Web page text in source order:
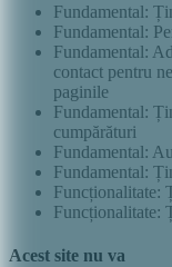
Fundamental:
Fundamental:
Fundamental:
contact pentru
paginile
Fundamental:
cumpărături
Fundamental:
Fundamental:
Funcționalitate:
Funcționalitate:
Acest site nu va